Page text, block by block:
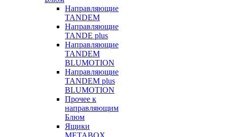
Направляющие
TANDEM
Направляющие
TANDE plus
Направляющие
TANDEM
BLUMOTION
Направляющие
TANDEM plus
BLUMOTION
Прочее к
направляющим
Блюм
Ящики
METABOX